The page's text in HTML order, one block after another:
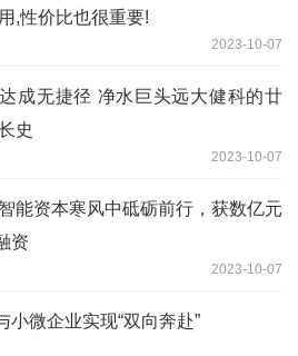
,性价比也很重要!
2023-10-07
成无捷径 净水巨头远大健科的廿
史
2023-10-07
能资本寒风中砥砺前行，获数亿元
资
2023-10-07
微企业实现“双向奔赴”